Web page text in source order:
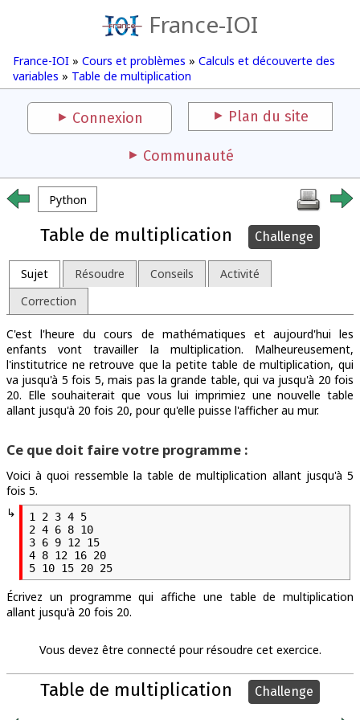
France-IOI
France-IOI » Cours et problèmes » Calculs et découverte des
variables » Table de multiplication
Connexion Plan du site
Communauté
Python
Table de multiplication Challenge
Sujet Résoudre Conseils
Activité
Correction
C'est l'heure du cours de mathématiques et aujourd'hui les
enfants vont travailler la multiplication. Malheureusement,
l'institutrice ne retrouve que la petite table de multiplication, qui
va jusqu'à 5 fois 5, mais pas la grande table, qui va jusqu'à 20 fois
20. Elle souhaiterait que vous lui imprimiez une nouvelle table
allant jusqu'à 20 fois 20, pour qu'elle puisse l'afficher au mur.
Ce que doit faire votre programme :
Voici à quoi ressemble la table de multiplication allant jusqu'à 5
fois 5.
↳
1 2 3 4 5
2 4 6 8 10
3 6 9 12 15
4 8 12 16 20
Écrivez un programme qui affiche une table de multiplication
allant jusqu'à 20 fois 20.
Vous devez être connecté pour résoudre cet exercice.
Table de multiplication Challenge